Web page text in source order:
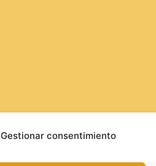
Gestionar consentimiento